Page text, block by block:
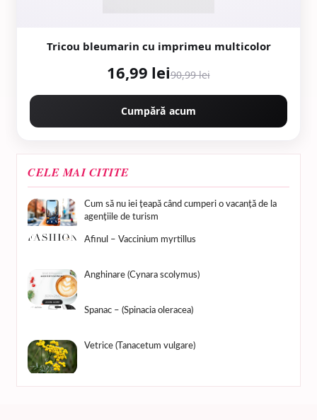
Tricou bleumarin cu imprimeu multicolor
16,99 lei90,99 lei
Cumpără acum
CELE MAI CITITE
Cum să nu iei țeapă când cumperi o vacanță de la
agențiile de turism
Afinul – Vaccinium myrtillus
Anghinare (Cynara scolymus)
Spanac – (Spinacia oleracea)
Vetrice (Tanacetum vulgare)